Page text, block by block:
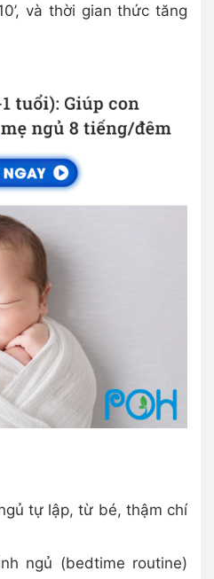
và thời gian thức tăng
tự lập, từ bé, thậm chí
ngủ (bedtime routine)